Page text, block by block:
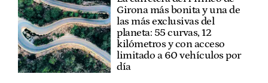
Girona más bonita y una de
las más exclusivas del
planeta: 55 curvas, 12
kilómetros y con acceso
limitado a 60 vehículos por
día